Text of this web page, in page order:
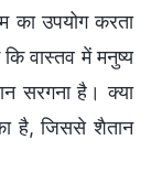
का उपयोग करता
वास्तव में मनुष्य
सरगना है। क्या
है, जिससे शैतान